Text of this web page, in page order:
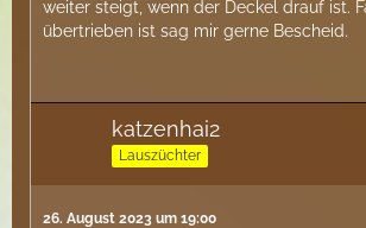
weiter steigt, wenn der Deckel drauf ist.
übertrieben ist sag mir gerne Bescheid.
katzenhai2
Lauszüchter
26. August 2023 um 19:00